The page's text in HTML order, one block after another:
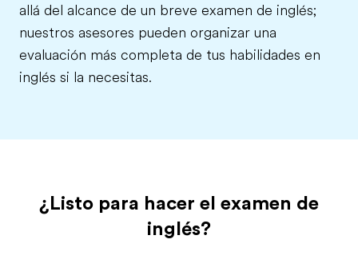
allá del alcance de un breve examen de inglés;
nuestros asesores pueden organizar una
evaluación más completa de tus habilidades en
inglés si la necesitas.
¿Listo para hacer el examen de
inglés?